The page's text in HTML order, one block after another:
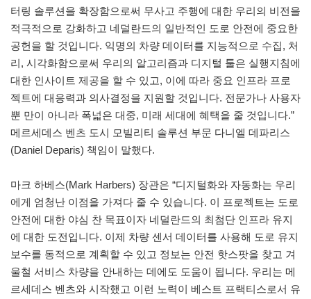
터링 솔루션을 확장함으로써 무사고 주행에 대한 우리의 비전을
적극적으로 강화하고 네덜란드의 일반적인 도로 안전에 중요한
공헌을 할 것입니다. 익명의 차량 데이터를 지능적으로 수집, 처
리, 시각화함으로써 우리의 알고리즘과 디지털 툴은 실행지침에
대한 인사이트 제공을 할 수 있고, 이에 따라 중요 인프라 프로
젝트에 대응력과 의사결정을 지원할 것입니다. 전문가나 사용자
뿐 만이 아니라 폭넓은 대중, 미래 세대에 혜택을 줄 것입니다.”
메르세데스 벤츠 도시 모빌리티 솔루션 부문 다니엘 데파리스
(Daniel Deparis) 책임이 말했다.
마크 하베스(Mark Harbers) 장관은 “디지털화와 자동화는 우리
에게 엄청난 이점을 가져다 줄 수 있습니다. 이 프로젝트는 도로
안전에 대한 야심 찬 목표이자 네덜란드의 최첨단 인프라 유지
에 대한 도전입니다. 이제 차량 센서 데이터를 사용해 도로 유지
보수를 동적으로 계획할 수 있고 정보는 안전 핫스팟을 찾고 겨
울철 서비스 차량을 안내하는 데에도 도움이 됩니다. 우리는 메
르세데스 벤츠와 시작했고 이런 노력이 베스트 프랙티스로서 유